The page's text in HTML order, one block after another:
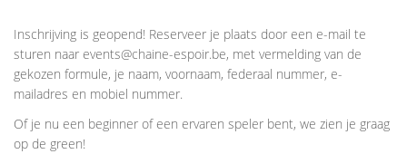
Inschrijving is geopend! Reserveer je plaats door een e-mail te
sturen naar events@chaine-espoir.be, met vermelding van de
gekozen formule, je naam, voornaam, federaal nummer, e-
mailadres en mobiel nummer.
Of je nu een beginner of een ervaren speler bent, we zien je graag
op de green!